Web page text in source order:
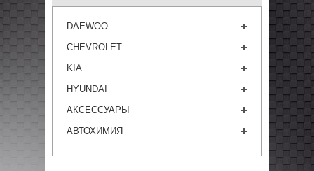
DAEWOO
CHEVROLET
KIA
HYUNDAI
АКСЕССУАРЫ
АВТОХИМИЯ